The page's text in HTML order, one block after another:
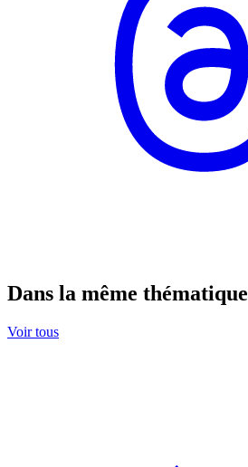
Dans la même thématique
Voir tous